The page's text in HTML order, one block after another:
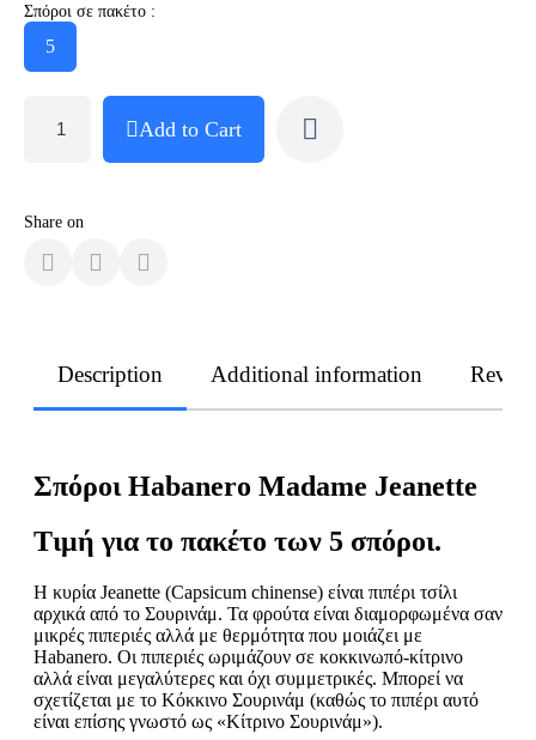
Σπόροι σε πακέτο :
5
Add to Cart
Share on
Description Additional information
Σπόροι Habanero Madame Jeanette
Τιμή για το πακέτο των 5 σπόροι.
Η κυρία Jeanette (Capsicum chinense) είναι πιπέρι τσίλι
αρχικά από το Σουρινάμ. Τα φρούτα είναι διαμορφωμένα σαν
μικρές πιπεριές αλλά με θερμότητα που μοιάζει με
Habanero. Οι πιπεριές ωριμάζουν σε κοκκινωπό-κίτρινο
αλλά είναι μεγαλύτερες και όχι συμμετρικές. Μπορεί να
σχετίζεται με το Κόκκινο Σουρινάμ (καθώς το πιπέρι αυτό
είναι επίσης γνωστό ως «Κίτρινο Σουρινάμ»).